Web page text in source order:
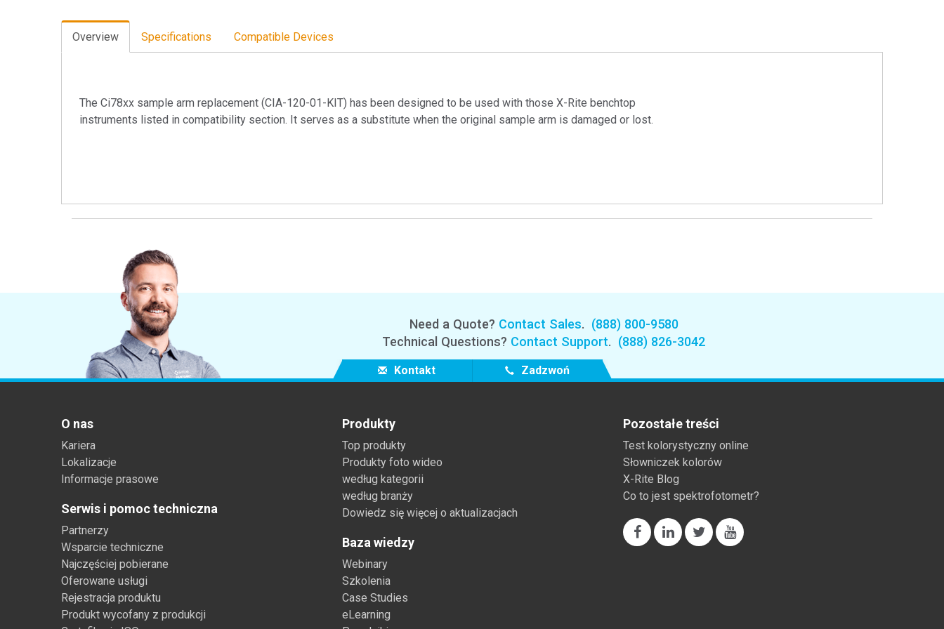
Overview Specifications Compatible Devices
The Ci78xx sample arm replacement (CIA-120-01-KIT) has been designed to be used with those X-Rite benchtop
instruments listed in compatibility section. It serves as a substitute when the original sample arm is damaged or lost.
Need a Quote? Contact Sales. (888) 800-9580
Technical Questions? Contact Support. (888) 826-3042
Kontakt Zadzwoń
O nas
Kariera
Lokalizacje
Informacje prasowe
Serwis i pomoc techniczna
Partnerzy
Wsparcie techniczne
Najczęściej pobierane
Oferowane usługi
Rejestracja produktu
Produkt wycofany z produkcji
Produkty
Top produkty
Produkty foto wideo
według kategorii
według branży
Dowiedz się więcej o aktualizacjach
Baza wiedzy
Webinary
Szkolenia
Case Studies
eLearning
Pozostałe treści
Test kolorystyczny online
Słowniczek kolorów
X-Rite Blog
Co to jest spektrofotometr?